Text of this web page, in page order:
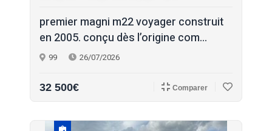
premier magni m22 voyager construit
en 2005. conçu dès l’origine com...
99 26/07/2026
32 500€ Comparer